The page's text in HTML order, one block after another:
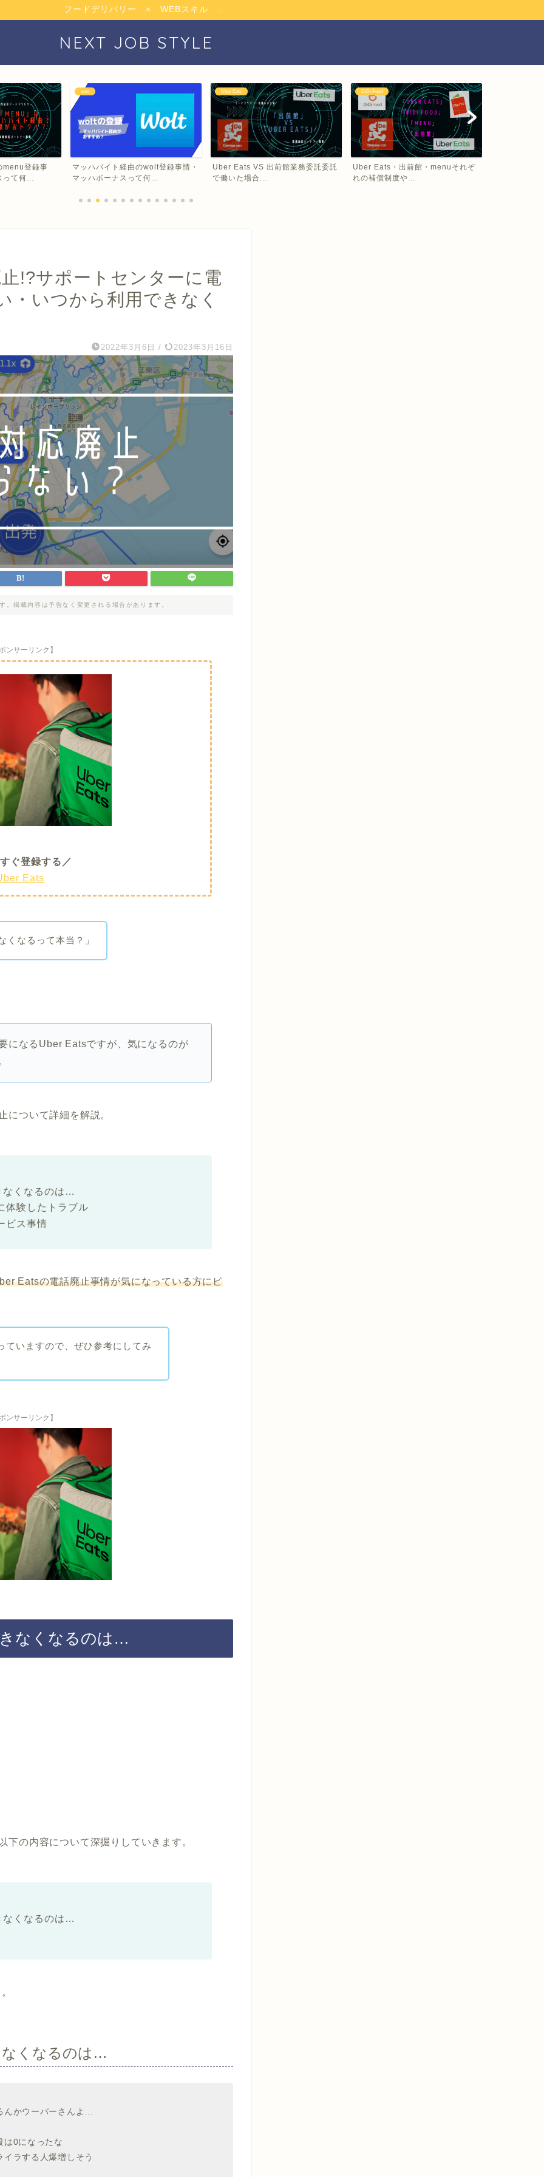
フードデリバリー × WEBスキル
NEXT JOB STYLE
menu登録事
て何...
wolt
マッハバイト経由のwolt登録事情・
マッハボーナスって何...
Uber Eats
Uber Eats VS 出前館業務委託委託
で働いた場合...
DiDi Food
Uber Eats・出前館・menuそれぞ
れの補償制度や...
!?サポートセンターに電
・いつから利用できなく
2022年3月6日 / 2023年3月16日
。掲載内容は予告なく変更される場合があります。
ンサーリンク】
ぐ登録する／
Eats
なるって本当？」
になるUber Eatsですが、気になるのが
について詳細を解説 。
なくなるのは…
体験したトラブル
ビス事情
Eatsの電話廃止事情が気になっている方にピ
ていますので、ぜひ参考にしてみ
ンサーリンク】
なくなるのは…
の内容について深掘りしていきます。
なくなるのは…
なくなるのは…
んかウーバーさんよ…
は0になったな
ラする人爆増しそう